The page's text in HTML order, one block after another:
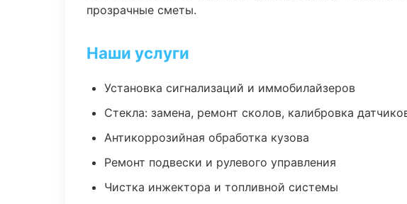
прозрачные сметы.
Наши услуги
Установка сигнализаций и иммобилайзеров
Стекла: замена, ремонт сколов, калибровка
Антикоррозийная обработка кузова
Ремонт подвески и рулевого управления
Чистка инжектора и топливной системы